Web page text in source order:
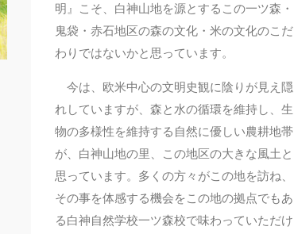
明』こそ、白神山地を源とするこの一ツ森・
鬼袋・赤石地区の森の文化・米の文化のこだ
わりではないかと思っています。
今は、欧米中心の文明史観に陰りが見え隠
れしていますが、森と水の循環を維持し、生
物の多様性を維持する自然に優しい農耕地帯
が、白神山地の里、この地区の大きな風土と
思っています。多くの方々がこの地を訪ね、
その事を体感する機会をこの地の拠点でもあ
る白神自然学校一ツ森校で味わっていただけ